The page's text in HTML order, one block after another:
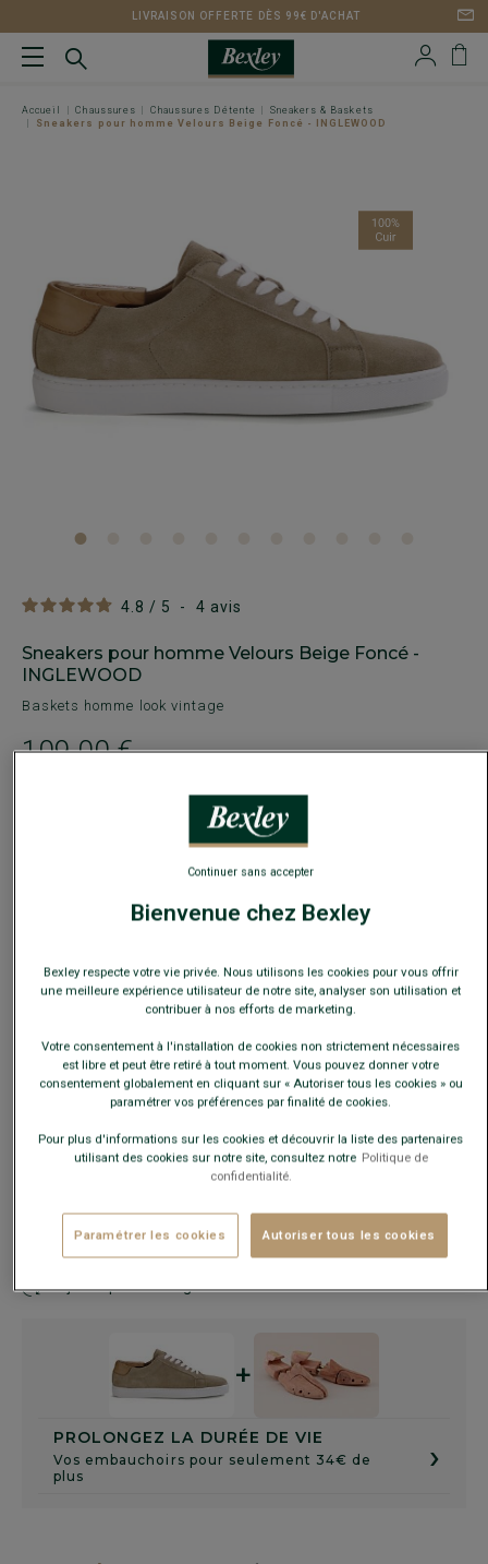
LIVRAISON OFFERTE DÈS 99€ D'ACHAT
Accueil Chaussures Chaussures Détente
Sneakers & Baskets
Sneakers pour homme Velours Beige Foncé - INGLEWOOD
4.8 / 5 - 4 avis
Sneakers pour homme Velours Beige Foncé -
INGLEWOOD
Baskets homme look vintage
109,00 €
sur la 2e paire ville ou détente au choix
COULEURS DISPONIBLES
Guide des tailles
− + AJOUTER AU PANIER
Voir la disponibilité en magasin
Livré en 24h ouvrées avec Chronopost Express
(commandez avant 14h)
30 jours pour changer d'avis !
PROLONGEZ LA DURÉE DE VIE
Vos embauchoirs pour seulement 34€ de
plus
›
+
Bienvenue chez Bexley
Bexley respecte votre vie privée. Nous utilisons les cookies pour vous offrir
une meilleure expérience utilisateur de notre site, analyser son utilisation et
contribuer à nos efforts de marketing.
Votre consentement à l'installation de cookies non strictement nécessaires
est libre et peut être retiré à tout moment. Vous pouvez donner votre
consentement globalement en cliquant sur « Autoriser tous les cookies » ou
paramétrer vos préférences par finalité de cookies.
Pour plus d'informations sur les cookies et découvrir la liste des partenaires
utilisant des cookies sur notre site, consultez notre Politique de
confidentialité.
Paramétrer les cookies Autoriser tous les cookies
Continuer sans accepter